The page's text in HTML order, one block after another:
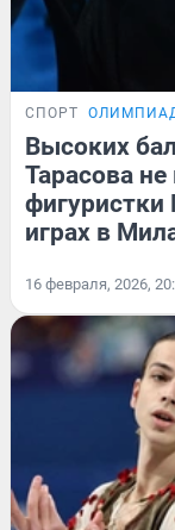
СПОРТ
Высоких
Тарасова
играх в
16 февраля, 2026,